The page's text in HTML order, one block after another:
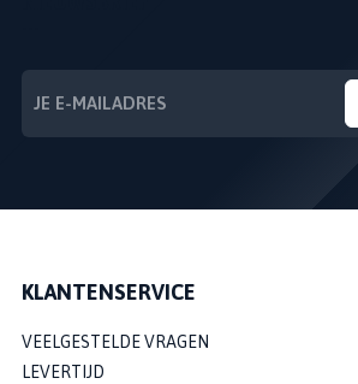
KLANTENSERVICE
VEELGESTELDE VRAGEN
LEVERTIJD